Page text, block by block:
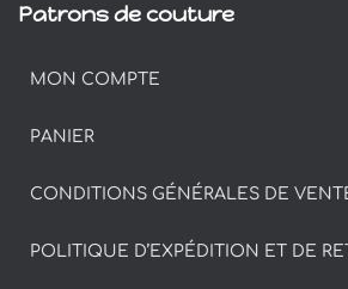
Patrons de couture
MON COMPTE
PANIER
CONDITIONS GÉNÉRALES DE
POLITIQUE D’EXPÉDITION ET DE